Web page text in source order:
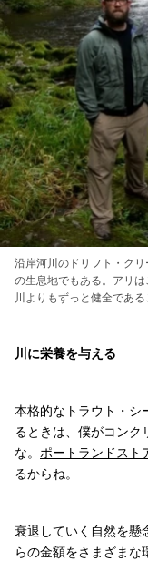
沿岸河川のドリフト・ク
の生息地でもある。アリ
川よりもずっと健全であ
川に栄養を与える
本格的なトラウト・シ
るときは、僕がコンク
な。 ポートランドスト
るからね。
衰退していく自然を懸
らの金額をさまざま